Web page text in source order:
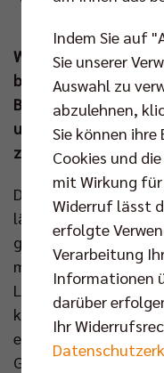
wieder ihren
Sport lebt
Wochen voller
begrüßen unsere
BeachMitte und
und Sandkörner aus,
zu lassen.
Das Sommerfest der
läutet zum einen das
genauso den Beginn
mit dem offiziellen
LAND, der AOK
konnte der
eine letzte Runde
Grankin und Co. bei
Indem Sie auf
Sie unserer
Auswahl zu
abzulehnen,
Sie können
Cookies und
mit Wirkung
Widerruf lässt
erfolgte
Verarbeitung
Informationen
darüber
Ihr